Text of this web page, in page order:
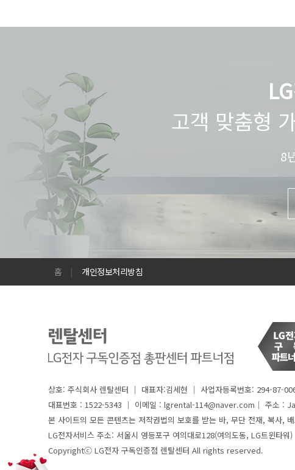
고객 맞춤형
8
홈 | 개인정보처리방침
상호: 주식회사 렌탈센터 │ 대표자:김세현 │ 사업자등록번호: 294-87-
대표번호 : 1522-5343 │ 이메일 : lgrental-114@naver.com│ 주소 :
본 사이트의 모든 콘텐츠는 저작권법의 보호를 받는 바, 무단 전재, 복사,
LG전자서비스 주소: 서울시 영등포구 여의대로128(여의도동, LG트윈타워)
Copyrightⓒ LG전자 구독인증점 렌탈센터 All rights reserved.